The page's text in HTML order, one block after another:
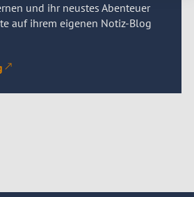
und ihr neustes Abenteuer
auf ihrem eigenen Notiz-Blog